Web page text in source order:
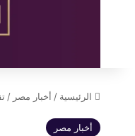
الرئيسية / أخبار مصر /
أخبار مصر